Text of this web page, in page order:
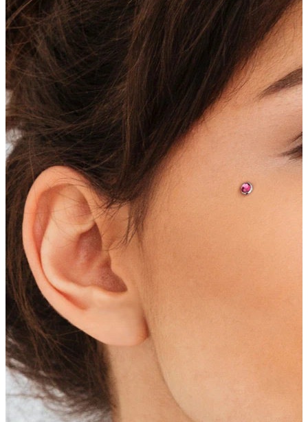
Brustwarzen
Shoppe nach Piercingart
Piercings
Ohr